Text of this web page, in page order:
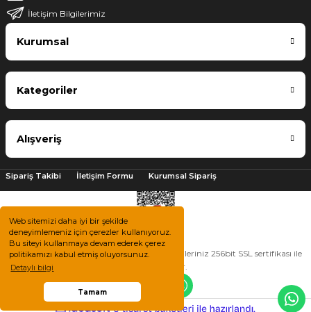
Web sitemizi daha iyi bir şekilde
deneyimlemeniz için çerezler kullanıyoruz.
Bu siteyi kullanmaya devam ederek çerez
politikamızı kabul etmiş oluyorsunuz.
Detaylı bilgi
Tamam
İletişim Bilgilerimiz
Kurumsal
Kategoriler
Alışveriş
Sipariş Takibi İletişim Formu Kurumsal Sipariş
2025 © Tüm hakları saklıdır. Kredi kartı bilgileriniz 256bit SSL sertifikası ile
korunmaktadır.
e-